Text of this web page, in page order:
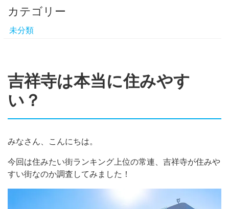
カテゴリー
未分類
吉祥寺は本当に住みやす
い？
みなさん、こんにちは。
今回は住みたい街ランキング上位の常連、吉祥寺が住みや
すい街なのか調査してみました！